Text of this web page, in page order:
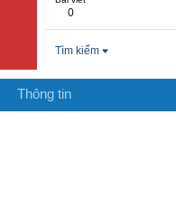
0
Tìm kiếm
Thông tin